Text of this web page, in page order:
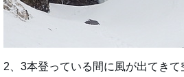
2、3本登っている間に風が出てき